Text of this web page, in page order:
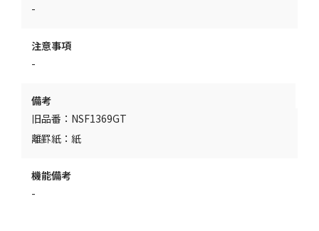
-
注意事項
-
備考
旧品番：NSF1369GT
離罫紙：紙
機能備考
-